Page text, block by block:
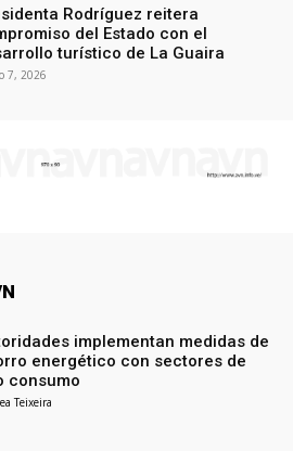
Rodríguez reitera
del Estado con el
turístico de La Guaira
7, 2026
implementan medidas de
energético con sectores de
consumo
Teixeira